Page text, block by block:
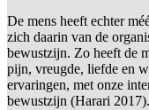
De mens heeft echter
zich daarin van de
bewustzijn. Zo heeft de
pijn, vreugde, liefde en
ervaringen, met onze
bewustzijn (Harari 2017).